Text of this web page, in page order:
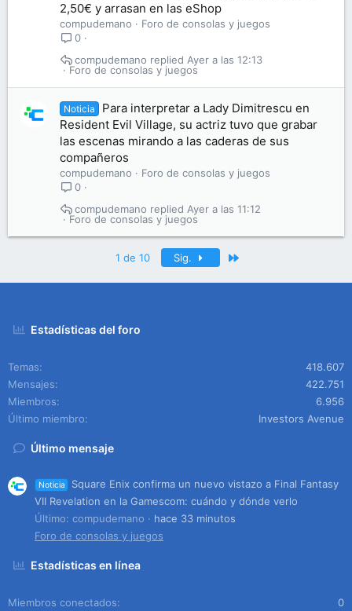
2,50€ y arrasan en las eShop
compudemano
Foro de consolas y juegos
0
Foro de consolas y juegos
Ayer a las 12:13
compudemano
Noticia
Para interpretar a Lady Dimitrescu en
Resident Evil Village, su actriz tuvo que grabar
las escenas mirando a las caderas de sus
compañeros
compudemano
Foro de consolas y juegos
0
Foro de consolas y juegos
Ayer a las 11:12
compudemano
1 de 10 Sig.
Estadísticas del foro
Temas
418.607
Mensajes
422.751
Miembros
6.956
Último miembro
Investors Avenue
Último mensaje
Noticia
Square Enix confirma un nuevo vistazo a Final Fantasy
VII Revelation en la Gamescom: cuándo y dónde verlo
Último: compudemano
hace 33 minutos
Foro de consolas y juegos
Estadísticas en línea
Miembros conectados 0